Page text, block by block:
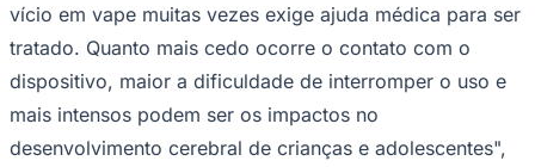
vício em vape muitas vezes exige ajuda médica para ser
tratado. Quanto mais cedo ocorre o contato com o
dispositivo, maior a dificuldade de interromper o uso e
mais intensos podem ser os impactos no
desenvolvimento cerebral de crianças e adolescentes",